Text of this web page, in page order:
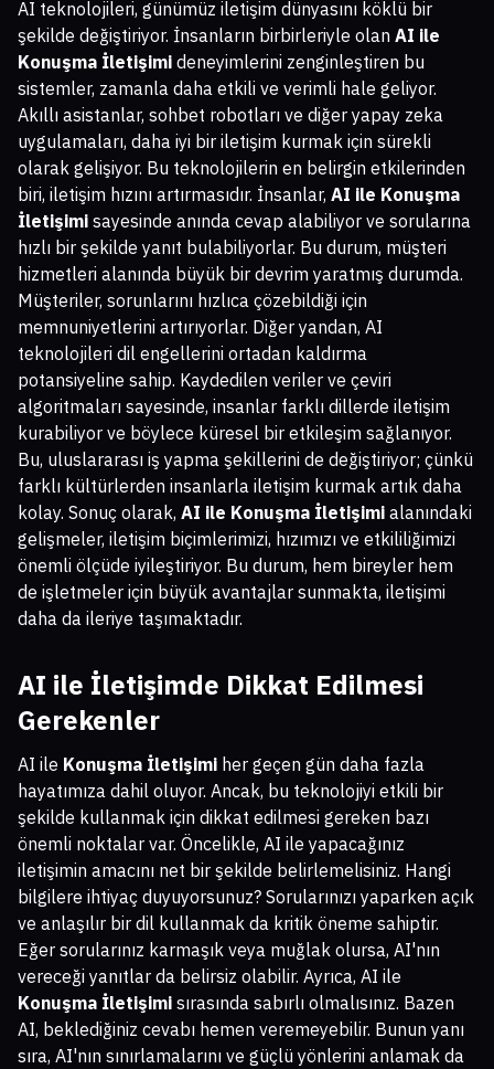
AI teknolojileri, günümüz iletişim dünyasını köklü bir
şekilde değiştiriyor. İnsanların birbirleriyle olan AI ile
Konuşma İletişimi deneyimlerini zenginleştiren bu
sistemler, zamanla daha etkili ve verimli hale geliyor.
Akıllı asistanlar, sohbet robotları ve diğer yapay zeka
uygulamaları, daha iyi bir iletişim kurmak için sürekli
olarak gelişiyor. Bu teknolojilerin en belirgin etkilerinden
biri, iletişim hızını artırmasıdır. İnsanlar, AI ile Konuşma
İletişimi sayesinde anında cevap alabiliyor ve sorularına
hızlı bir şekilde yanıt bulabiliyorlar. Bu durum, müşteri
hizmetleri alanında büyük bir devrim yaratmış durumda.
Müşteriler, sorunlarını hızlıca çözebildiği için
memnuniyetlerini artırıyorlar. Diğer yandan, AI
teknolojileri dil engellerini ortadan kaldırma
potansiyeline sahip. Kaydedilen veriler ve çeviri
algoritmaları sayesinde, insanlar farklı dillerde iletişim
kurabiliyor ve böylece küresel bir etkileşim sağlanıyor.
Bu, uluslararası iş yapma şekillerini de değiştiriyor; çünkü
farklı kültürlerden insanlarla iletişim kurmak artık daha
kolay. Sonuç olarak, AI ile Konuşma İletişimi alanındaki
gelişmeler, iletişim biçimlerimizi, hızımızı ve etkililiğimizi
önemli ölçüde iyileştiriyor. Bu durum, hem bireyler hem
de işletmeler için büyük avantajlar sunmakta, iletişimi
daha da ileriye taşımaktadır.
AI ile İletişimde Dikkat Edilmesi
Gerekenler
AI ile Konuşma İletişimi her geçen gün daha fazla
hayatımıza dahil oluyor. Ancak, bu teknolojiyi etkili bir
şekilde kullanmak için dikkat edilmesi gereken bazı
önemli noktalar var. Öncelikle, AI ile yapacağınız
iletişimin amacını net bir şekilde belirlemelisiniz. Hangi
bilgilere ihtiyaç duyuyorsunuz? Sorularınızı yaparken açık
ve anlaşılır bir dil kullanmak da kritik öneme sahiptir.
Eğer sorularınız karmaşık veya muğlak olursa, AI'nın
vereceği yanıtlar da belirsiz olabilir. Ayrıca, AI ile
Konuşma İletişimi sırasında sabırlı olmalısınız. Bazen
AI, beklediğiniz cevabı hemen veremeyebilir. Bunun yanı
sıra, AI'nın sınırlamalarını ve güçlü yönlerini anlamak da